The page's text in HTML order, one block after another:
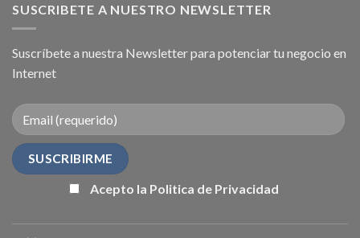
SUSCRIBETE A NUESTRO NEWSLETTER
Suscríbete a nuestra Newsletter para potenciar tu negocio en
Internet
Acepto la Politica de Privacidad